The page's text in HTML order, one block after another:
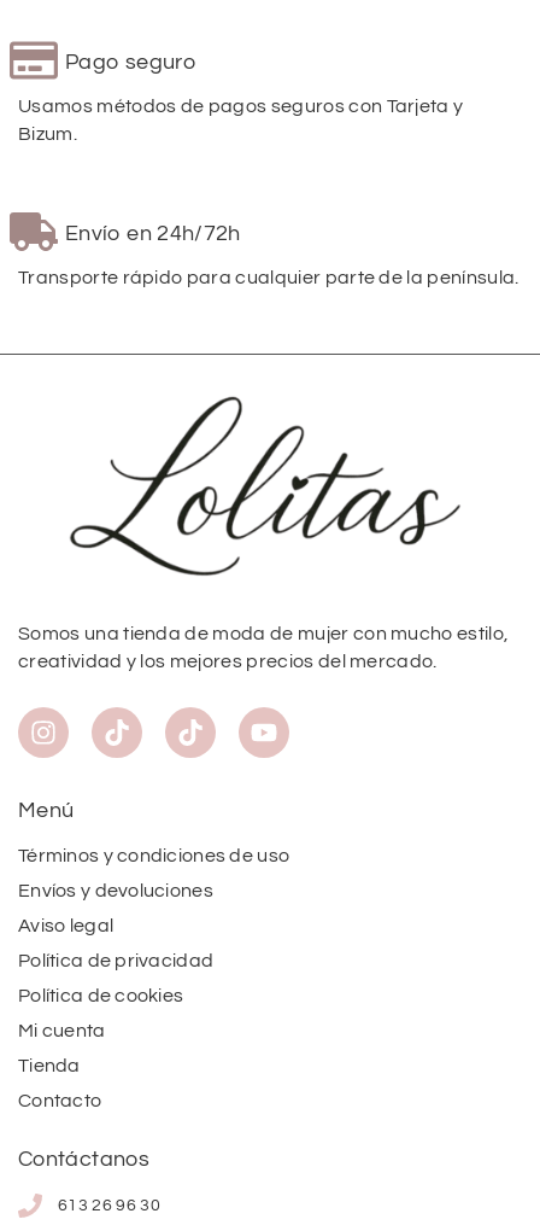
Pago seguro
Usamos métodos de pagos seguros con Tarjeta y
Bizum.
Envío en 24h/72h
Transporte rápido para cualquier parte de la península.
Somos una tienda de moda de mujer con mucho estilo,
creatividad y los mejores precios del mercado.
Menú
Términos y condiciones de uso
Envíos y devoluciones
Aviso legal
Política de privacidad
Política de cookies
Mi cuenta
Tienda
Contacto
Contáctanos
613 26 96 30